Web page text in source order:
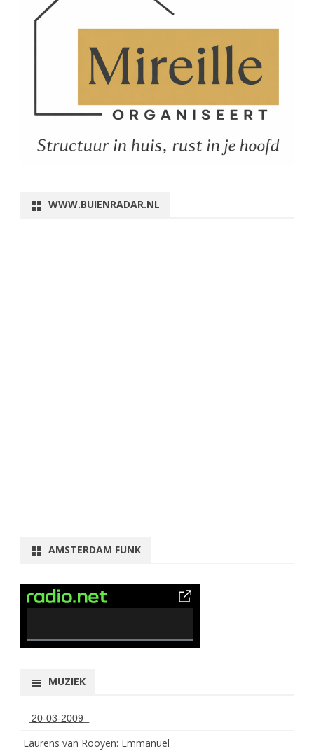
WWW.BUIENRADAR.NL
AMSTERDAM FUNK
0% Complete
MUZIEK
= ͟2͟0͟-͟0͟3͟-͟2͟0͟0͟9͟ =
Laurens van Rooyen: Emmanuel